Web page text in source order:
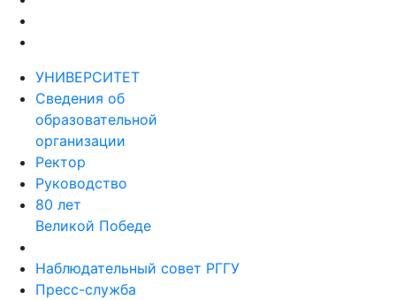
УНИВЕРСИТЕТ
Сведения об
образовательной
организации
Ректор
Руководство
80 лет
Великой Победе
Наблюдательный совет РГГУ
Пресс-служба